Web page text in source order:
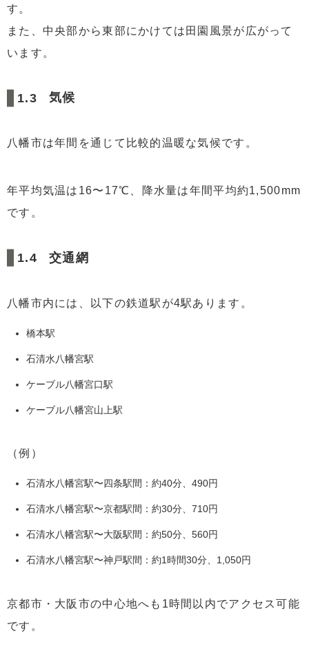
す。
また、中央部から東部にかけては田園風景が広がって
います。
気候
八幡市は年間を通じて比較的温暖な気候です。
年平均気温は16〜17℃、降水量は年間平均約1,500mm
です。
交通網
八幡市内には、以下の鉄道駅が4駅あります。
橋本駅
石清水八幡宮駅
ケーブル八幡宮口駅
ケーブル八幡宮山上駅
（例）
石清水八幡宮駅〜四条駅間：約40分、490円
石清水八幡宮駅〜京都駅間：約30分、710円
石清水八幡宮駅〜大阪駅間：約50分、560円
石清水八幡宮駅〜神戸駅間：約1時間30分、1,050円
京都市・大阪市の中心地へも1時間以内でアクセス可能
です。